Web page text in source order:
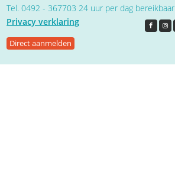
Tel. 0492 - 367703 24 uur per dag bereikbaar
Privacy verklaring
Direct aanmelden